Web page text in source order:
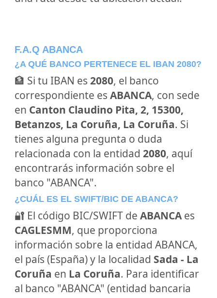
F.A.Q ABANCA
¿A QUÉ BANCO PERTENECE EL IBAN 2080?
🏦 Si tu IBAN es 2080, el banco
correspondiente es ABANCA, con sede
en Canton Claudino Pita, 2, 15300,
Betanzos, La Coruña, La Coruña. Si
tienes alguna pregunta o duda
relacionada con la entidad 2080, aquí
encontrarás información sobre el
banco "ABANCA".
¿CUÁL ES EL SWIFT/BIC DE ABANCA?
🔐 El código BIC/SWIFT de ABANCAes
CAGLESMM, que proporciona
información sobre la entidad ABANCA,
el país (España) y la localidad Sada - La
Coruña en La Coruña. Para identificar
al banco "ABANCA" (entidad bancaria